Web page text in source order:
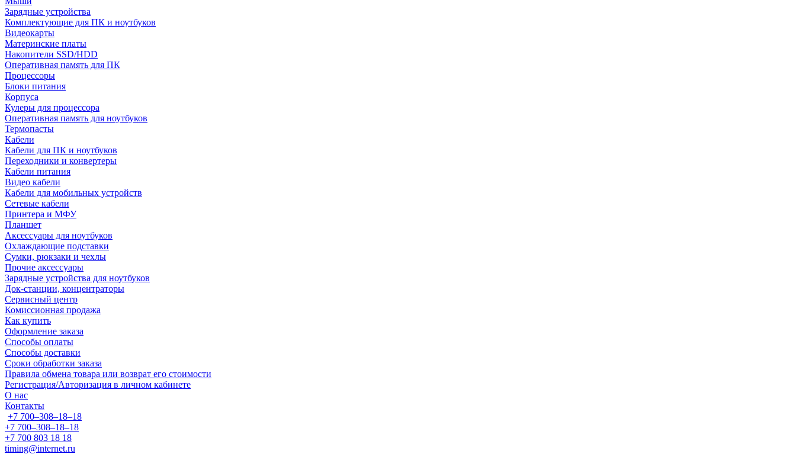
Зарядные устройства
Комплектующие для ПК и ноутбуков
Видеокарты
Материнские платы
Накопители SSD/HDD
Оперативная память для ПК
Процессоры
Блоки питания
Корпуса
Кулеры для процессора
Оперативная память для ноутбуков
Термопасты
Кабели
Кабели для ПК и ноутбуков
Переходники и конвертеры
Кабели питания
Видео кабели
Кабели для мобильных устройств
Сетевые кабели
Принтера и МФУ
Планшет
Аксессуары для ноутбуков
Охлаждающие подставки
Сумки, рюкзаки и чехлы
Прочие аксессуары
Зарядные устройства для ноутбуков
Док-станции, концентраторы
Сервисный центр
Комиссионная продажа
Как купить
Оформление заказа
Способы оплаты
Способы доставки
Сроки обработки заказа
Правила обмена товара или возврат его стоимости
Регистрация/Авторизация в личном кабинете
О нас
Контакты
+7 700‒308‒18‒18
+7 700‒308‒18‒18
+7 700 803 18 18
timing@internet.ru